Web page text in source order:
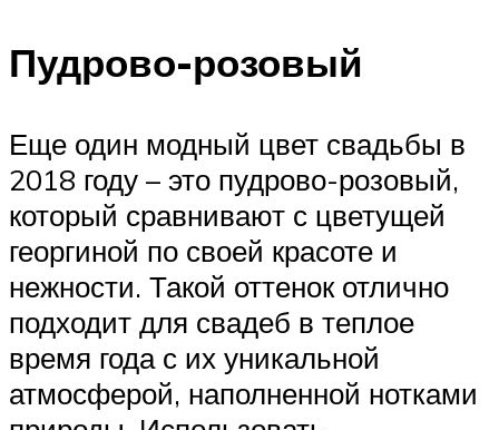
Пудрово-розовый
Еще один модный цвет свадьбы в
2018 году – это пудрово-розовый,
который сравнивают с цветущей
георгиной по своей красоте и
нежности. Такой оттенок отлично
подходит для свадеб в теплое
время года с их уникальной
атмосферой, наполненной нотками